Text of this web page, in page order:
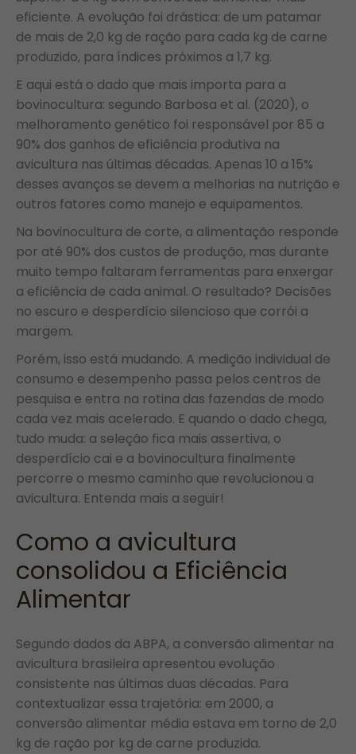
eficiente. A evolução foi drástica: de um patamar
de mais de 2,0 kg de ração para cada kg de carne
produzido, para índices próximos a 1,7 kg.
E aqui está o dado que mais importa para a
bovinocultura: segundo Barbosa et al. (2020), o
melhoramento genético foi responsável por 85 a
90% dos ganhos de eficiência produtiva na
avicultura nas últimas décadas. Apenas 10 a 15%
desses avanços se devem a melhorias na nutrição e
outros fatores como manejo e equipamentos.
Na bovinocultura de corte, a alimentação responde
por até 90% dos custos de produção, mas durante
muito tempo faltaram ferramentas para enxergar
a eficiência de cada animal. O resultado? Decisões
no escuro e desperdício silencioso que corrói a
margem.
Porém, isso está mudando. A medição individual de
consumo e desempenho passa pelos centros de
pesquisa e entra na rotina das fazendas de modo
cada vez mais acelerado. E quando o dado chega,
tudo muda: a seleção fica mais assertiva, o
desperdício cai e a bovinocultura finalmente
percorre o mesmo caminho que revolucionou a
avicultura. Entenda mais a seguir!
Como a avicultura
consolidou a Eficiência
Alimentar
Segundo dados da ABPA, a conversão alimentar na
avicultura brasileira apresentou evolução
consistente nas últimas duas décadas. Para
contextualizar essa trajetória: em 2000, a
conversão alimentar média estava em torno de 2,0
kg de ração por kg de carne produzida.